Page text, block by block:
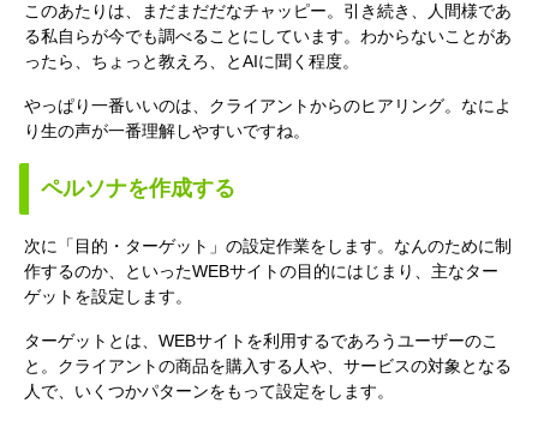
このあたりは、まだまだだなチャッピー。引き続き、人間様であ
る私自らが今でも調べることにしています。わからないことがあ
ったら、ちょっと教えろ、とAIに聞く程度。
やっぱり一番いいのは、クライアントからのヒアリング。なによ
り生の声が一番理解しやすいですね。
ペルソナを作成する
次に「目的・ターゲット」の設定作業をします。なんのために制
作するのか、といったWEBサイトの目的にはじまり、主なター
ゲットを設定します。
ターゲットとは、WEBサイトを利用するであろうユーザーのこ
と。クライアントの商品を購入する人や、サービスの対象となる
人で、いくつかパターンをもって設定をします。